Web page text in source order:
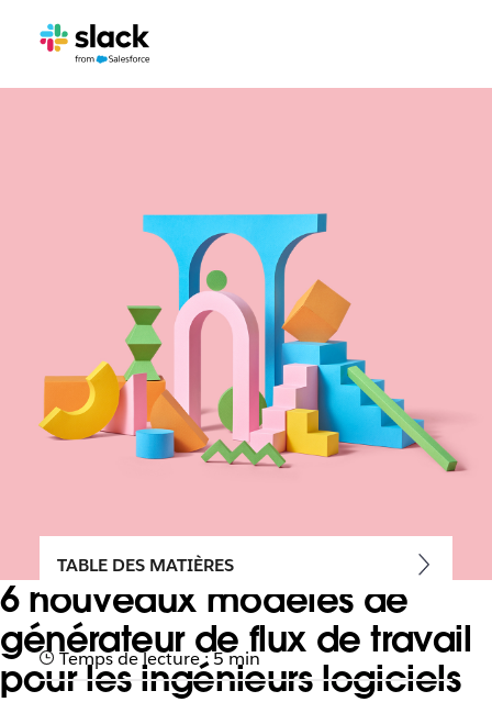
6 nouveaux modèles de
générateur de flux de travail
pour les ingénieurs logiciels
TABLE DES MATIÈRES
Temps de lecture : 5 min